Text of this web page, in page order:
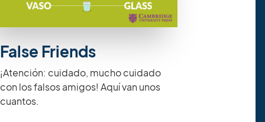
False Friends
¡Atención: cuidado, mucho cuidado
con los falsos amigos! Aquí van unos
cuantos.